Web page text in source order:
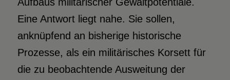
Eine Antwort liegt nahe. Sie sollen,
anknüpfend an bisherige historische
Prozesse, als ein militärisches Korsett für
die zu beobachtende Ausweitung der